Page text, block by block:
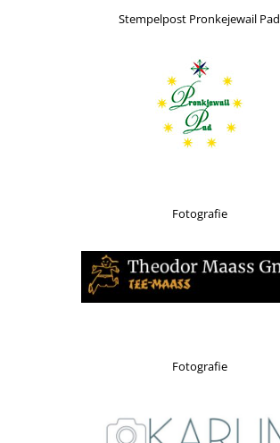
Stempelpost Pronkejewail Pad
Fotografie
Fotografie